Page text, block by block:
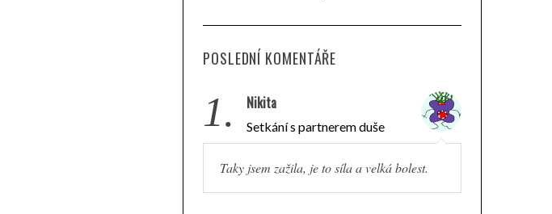
POSLEDNÍ KOMENTÁŘE
1. Nikita
Setkání s partnerem duše
Taky jsem zažila, je to síla a velká bolest.